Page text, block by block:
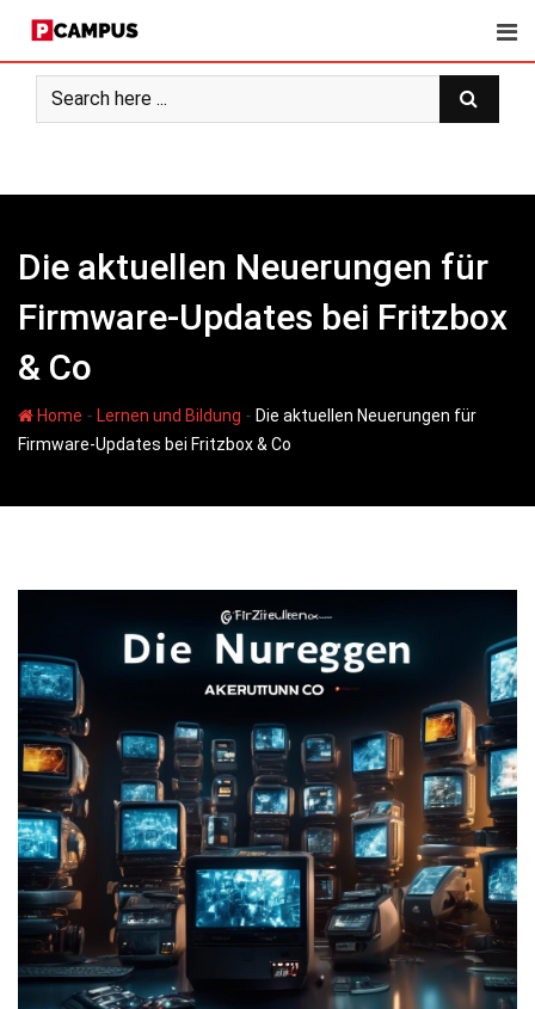
content
Die aktuellen Neuerungen für
Firmware-Updates bei Fritzbox
& Co
Home - Lernen und Bildung - Die aktuellen Neuerungen für
Firmware-Updates bei Fritzbox & Co